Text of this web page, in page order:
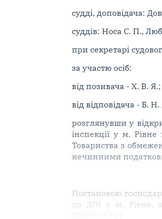
судді, доповідача:
суддів: Носа С. П.,
при секретарі
за участю осіб:
від позивача - Х. В. Я.;
від відповідача - Б. Н.
розглянувши у
інспекції у м.
Товариства з
нечинними
Постановою
до ДПІ у м. Рівне,